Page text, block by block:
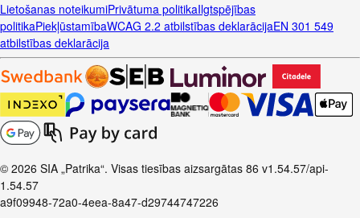
Lietošanas noteikumiPrivātuma politikaIlgtspējības
politikaPiekļūstamībaWCAG 2.2 atbilstības deklarācijaEN 301 549
atbilstības deklarācija
© 2026 SIA „Patrika“. Visas tiesības aizsargātas 86 v1.54.57/api-
1.54.57
a9f09948-72a0-4eea-8a47-d29744747226